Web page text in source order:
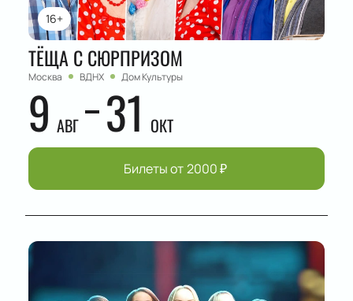
16+
ТЁЩА С СЮРПРИЗОМ
Москва ВДНХ Дом Культуры
9 АВГ 31 ОКТ
Билеты от 2000₽